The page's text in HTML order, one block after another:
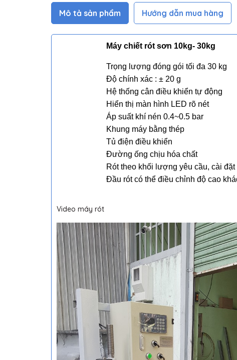
Mô tả sản phẩm Hướng dẫn mua hàng
Máy chiết rót sơn 10kg- 30kg
Trọng lượng đóng gói tối đa 30 kg
Độ chính xác : ± 20 g
Hệ thống cân điều khiển tự động
Hiển thị màn hình LED rõ nét
Áp suất khí nén 0.4~0.5 bar
Khung máy bằng thép
Tủ điện điều khiển
Đường ống chịu hóa chất
Rót theo khối lượng yêu cầu, cài
Đầu rót có thể điều chỉnh độ cao
Video máy rót